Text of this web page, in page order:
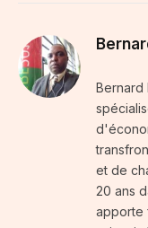
Bernard
et de
20 ans
apporte